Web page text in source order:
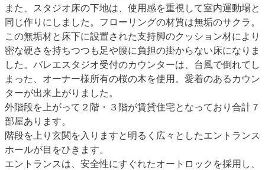
また、スタジオ床の下地は、使用感を重視して室内運動場と
同じ作りにしました。フローリングの材質は無垢のサクラ。
この無垢材と床下に設置された支持脚のクッション材により
密な硬さを持ちつつも足や腰に負担の掛からない床になりま
した。バレエスタジオ受付のカウンターは、台風で倒れてし
まった、オーナー様所有の桜の木を使用。愛着のあるカウン
ターが出来上がりました。
外階段を上がって２階・３階が賃貸住宅となっており合計７
部屋あります。
階段を上り玄関を入りますと明るく広々としたエントランス
ホールが目をひきます。
エントランスは、安全性にすぐれたオートロックを採用し、